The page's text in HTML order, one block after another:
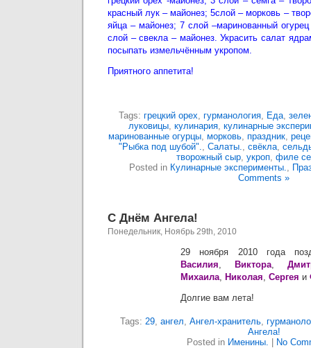
красный лук – майонез; 5слой – морковь –
яйца – майонез; 7 слой –маринованный
слой – свекла – майонез. Украсить салат
посыпать измельчённым укропом.
Приятного аппетита!
Tags: грецкий орех, гурманология, Еда,
луковицы, кулинария, кулинарные
маринованные огурцы, морковь, праздник,
"Рыбка под шубой"., Салаты., свёкла,
творожный сыр, укроп, филе
Posted in Кулинарные эксперименты.,
Comments »
С Днём Ангела!
Понедельник, Ноябрь 29th, 2010
29 ноября 2010 года
Василия, Виктора,
Михаила, Николая, Сергея и
Долгие вам лета!
Tags: 29, ангел, Ангел-хранитель,
Ангела!
Posted in Именины. No